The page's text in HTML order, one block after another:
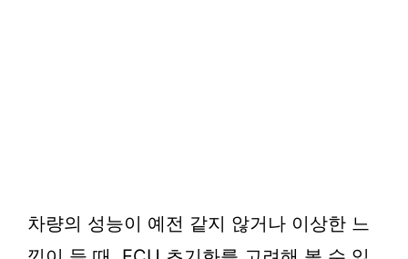
차량의 성능이 예전 같지 않거나 이상한 느